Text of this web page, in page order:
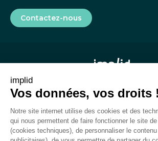
Contactez-nous
Mentions légales
CGU
Rapport de transparence
implid
Vos données, vos droits !
Notre site internet utilise des cookies et des
qui nous permettent de faire fonctionner le site
(cookies techniques), de personnaliser le